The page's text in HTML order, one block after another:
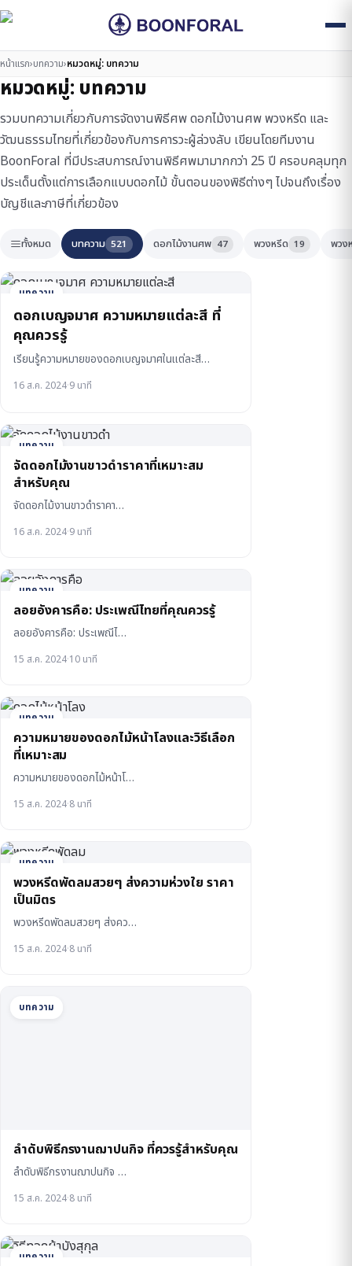
หน้าแรก›บทความ›หมวดหมู่: บทความ
หมวดหมู่: บทความ
รวมบทความเกี่ยวกับการจัดงานพิธีศพ ดอกไม้งานศพ พวงหรีด และ
วัฒนธรรมไทยที่เกี่ยวข้องกับการคารวะผู้ล่วงลับ เขียนโดยทีมงาน
BoonForal ที่มีประสบการณ์งานพิธีศพมามากกว่า 25 ปี ครอบคลุมทุก
ประเด็นตั้งแต่การเลือกแบบดอกไม้ ขั้นตอนของพิธีต่างๆ ไปจนถึงเรื่อง
บัญชีและภาษีที่เกี่ยวข้อง
ทั้งหมด บทความ 521 ดอกไม้งานศพ 47 พวงหรีด 19 พวง
บทความ
ดอกเบญจมาศ ความหมายแต่ละสี ที่
คุณควรรู้
เรียนรู้ความหมายของดอกเบญจมาศในแต่ละสี…
16 ส.ค. 2024·9 นาที
บทความ
จัดดอกไม้งานขาวดําราคาที่เหมาะสม
สำหรับคุณ
จัดดอกไม้งานขาวดําราคา…
16 ส.ค. 2024·9 นาที
บทความ
ลอยอังคารคือ: ประเพณีไทยที่คุณควรรู้
ลอยอังคารคือ: ประเพณีไ…
15 ส.ค. 2024·10 นาที
บทความ
ความหมายของดอกไม้หน้าโลงและวิธีเลือก
ที่เหมาะสม
ความหมายของดอกไม้หน้าโ…
15 ส.ค. 2024·8 นาที
บทความ
พวงหรีดพัดลมสวยๆ ส่งความห่วงใย ราคา
เป็นมิตร
พวงหรีดพัดลมสวยๆ ส่งคว…
15 ส.ค. 2024·8 นาที
บทความ
ลำดับพิธีกรงานฌาปนกิจ ที่ควรรู้สำหรับคุณ
ลำดับพิธีกรงานฌาปนกิจ …
15 ส.ค. 2024·8 นาที
บทความ